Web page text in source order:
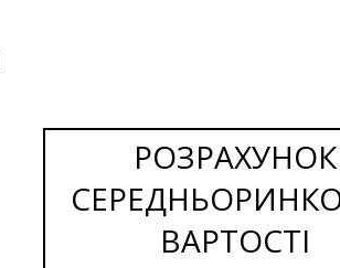
РОЗРАХУНОК
ВАРТОСТІ